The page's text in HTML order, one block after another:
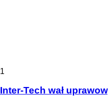
1
Inter-Tech wał